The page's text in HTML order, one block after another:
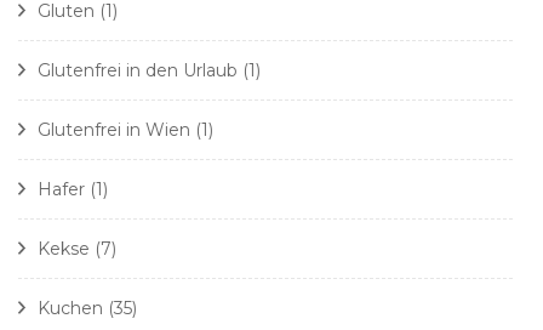
Gluten (1)
Glutenfrei in den Urlaub (1)
Glutenfrei in Wien (1)
Hafer (1)
Kekse (7)
Kuchen (35)